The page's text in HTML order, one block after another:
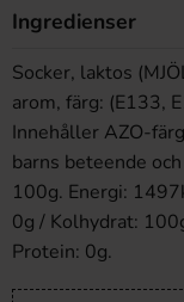
Ingredienser
Socker, laktos
arom, färg: (E133,
Innehåller AZO-
barns beteende
100g. Energi:
0g / Kolhydrat:
Protein: 0g.